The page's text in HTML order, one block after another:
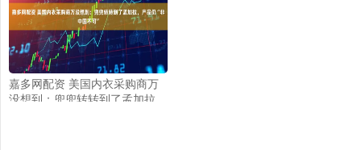
嘉多网配资 美国内衣采购商万
没想到：兜兜转转到了孟加拉，